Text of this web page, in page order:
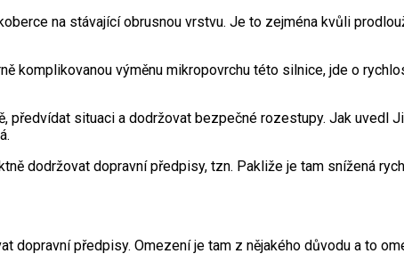
na stávající obrusnou vrstvu. Je to zejména kvůli
komplikovanou výměnu mikropovrchu této silnice, jde o
situaci a dodržovat bezpečné rozestupy. Jak uvedl
dodržovat dopravní předpisy, tzn. Pakliže je tam snížená
dopravní předpisy. Omezení je tam z nějakého důvodu a to